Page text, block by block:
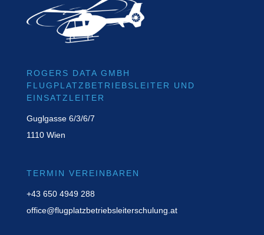
ROGERS DATA GMBH
FLUGPLATZBETRIEBSLEITER UND
EINSATZLEITER
Guglgasse 6/3/6/7
1110 Wien
TERMIN VEREINBAREN
+43 650 4949 288
office@flugplatzbetriebsleiterschulung.at